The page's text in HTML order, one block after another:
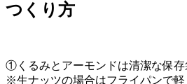
つくり方
①くるみとアーモンドは清潔な保存
※生ナッツの場合はフライパンで軽